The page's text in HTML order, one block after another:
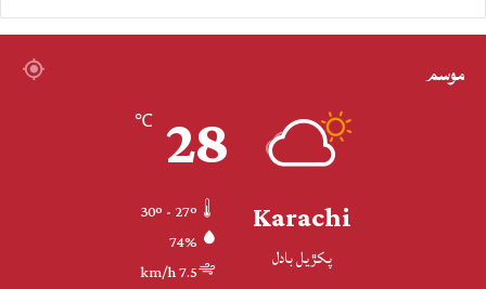
موسم
Karachi
پکڙيل بادل
28
℃
74%
7.5 km/h